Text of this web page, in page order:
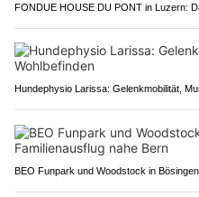
FONDUE HOUSE DU PONT in Luzern:
Hundephysio Larissa: Gelenkmobilität,
BEO Funpark und Woodstock in